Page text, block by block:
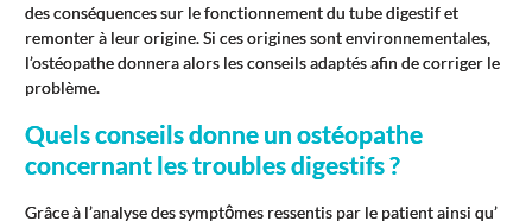
des conséquences sur le fonctionnement du tube digestif et
remonter à leur origine. Si ces origines sont environnementales,
l’ostéopathe donnera alors les conseils adaptés afin de corriger le
problème.
Quels conseils donne un ostéopathe
concernant les troubles digestifs ?
Grâce à l’analyse des symptômes ressentis par le patient ainsi qu’